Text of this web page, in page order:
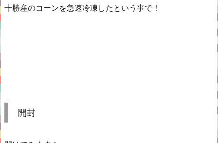
十勝産のコーンを急速冷凍したという事で！
開封